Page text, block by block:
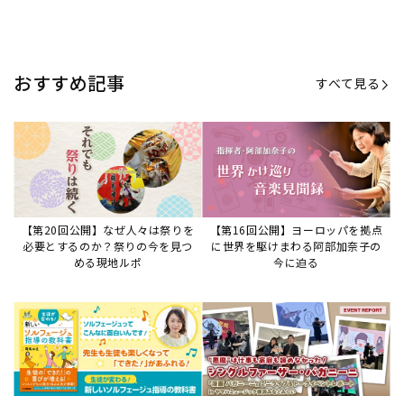
おすすめ記事 すべて見る
【第20回公開】なぜ人々は祭りを
必要とするのか？祭りの今を見つ
める現地ルポ
【第16回公開】ヨーロッパを拠点
に世界を駆けまわる阿部加奈子の
今に迫る